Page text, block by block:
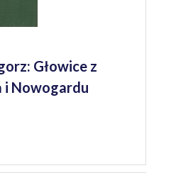
Głowice z
i Nowogardu